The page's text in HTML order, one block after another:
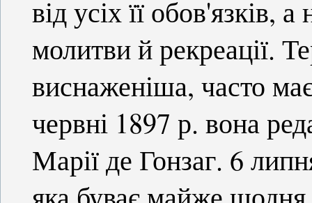
від усіх її обов'язків,
молитви й рекреації.
виснаженіша, часто
червні 1897 р. вона
Марії де Гонзаг. 6